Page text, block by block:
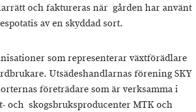
och faktureras när gården har använt
av en skyddad sort.
som representerar växtförädlare
Utsädeshandlarnas förening SKY
företrädare som är verksamma i
och skogsbruksproducenter MTK och